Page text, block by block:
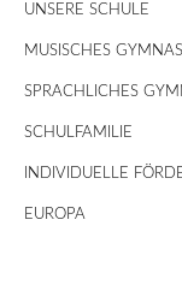
UNSERE SCHULE
MUSISCHES
SPRACHLICHES
SCHULFAMILIE
INDIVIDUELLE
EUROPA